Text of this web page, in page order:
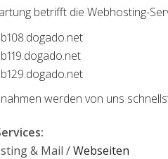
betrifft die Webhosting-
werden von uns
:
& Mail /Webseiten